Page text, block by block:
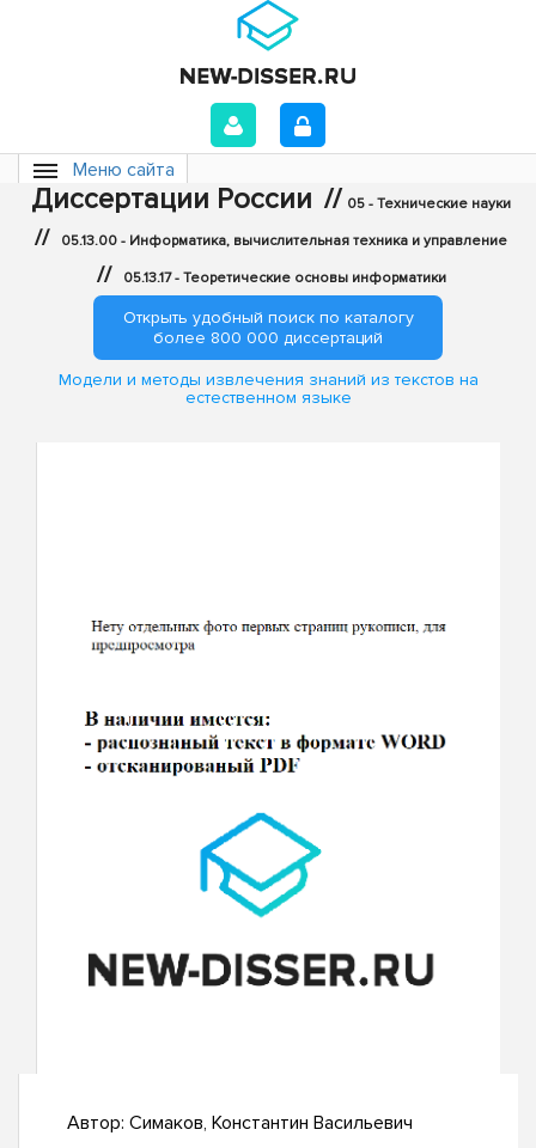
Меню сайта
Диссертации России // 05 - Технические науки
// 05.13.00 - Информатика, вычислительная техника и управление
// 05.13.17 - Теоретические основы информатики
Открыть удобный поиск по каталогу
более 800 000 диссертаций
Модели и методы извлечения знаний из текстов на
естественном языке
Автор: Симаков, Константин Васильевич